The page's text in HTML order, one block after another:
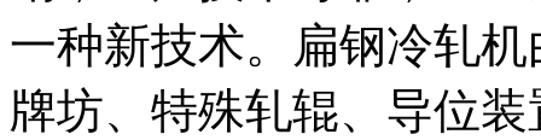
一种新技术。扁钢冷轧
牌坊、特殊轧辊、导位